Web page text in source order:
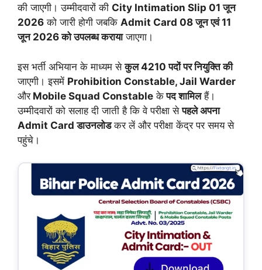
की जाएगी। उम्मीदवारों की City Intimation Slip 01 जून
2026 को जारी होगी जबकि Admit Card 08 जून एवं 11
जून 2026 को उपलब्ध करायाजाएगा।
इस भर्ती अभियान के माध्यम सेकुल 4210 पदों पर नियुक्ति की
जाएगी। इसमें Prohibition Constable, Jail Warder
औरMobile Squad Constable केपद शामिलहैं।
उम्मीदवारों को सलाह दी जाती है कि वे परीक्षा सेपहले अपना
Admit Card डाउनलोडकर लें और परीक्षा केंद्र पर समय से
पहुंचे।